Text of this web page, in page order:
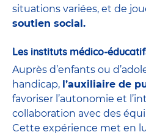
situations variées, et de
soutien social.
Les instituts médico-
Auprès d’enfants ou
handicap, l’auxiliaire de
favoriser l’autonomie et
collaboration avec des
Cette expérience met en